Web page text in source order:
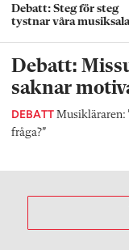
Debatt: Steg för steg
tystnar våra
Debatt:
saknar
DEBATT Musikläraren:
fråga?”